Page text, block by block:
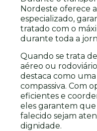
Nordeste oferece
especializado,
tratado com o
durante toda a
Quando se trata
aéreo ou
destaca como
compassiva. Com
eficientes e
eles garantem que
falecido sejam
dignidade.